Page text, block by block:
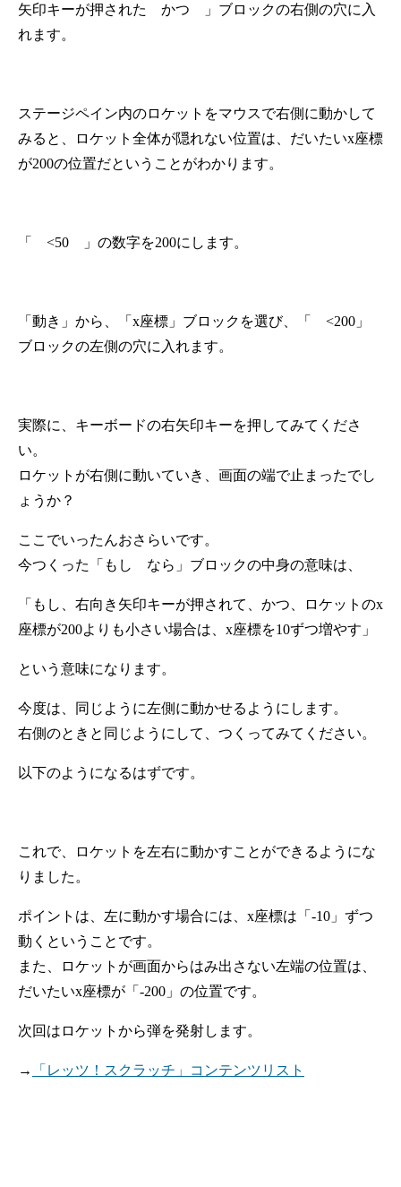
矢印キーが押された かつ 」ブロックの右側の穴に入
れます。
ステージペイン内のロケットをマウスで右側に動かして
みると、ロケット全体が隠れない位置は、だいたいx座標
が200の位置だということがわかります。
「 <50 」の数字を200にします。
「動き」から、「x座標」ブロックを選び、「 <200」
ブロックの左側の穴に入れます。
実際に、キーボードの右矢印キーを押してみてくださ
い。
ロケットが右側に動いていき、画面の端で止まったでし
ょうか？
ここでいったんおさらいです。
今つくった「もし なら」ブロックの中身の意味は、
「もし、右向き矢印キーが押されて、かつ、ロケットのx
座標が200よりも小さい場合は、x座標を10ずつ増やす」
という意味になります。
今度は、同じように左側に動かせるようにします。
右側のときと同じようにして、つくってみてください。
以下のようになるはずです。
これで、ロケットを左右に動かすことができるようにな
りました。
ポイントは、左に動かす場合には、x座標は「-10」ずつ
動くということです。
また、ロケットが画面からはみ出さない左端の位置は、
だいたいx座標が「-200」の位置です。
次回はロケットから弾を発射します。
→ 「レッツ！スクラッチ」コンテンツリスト